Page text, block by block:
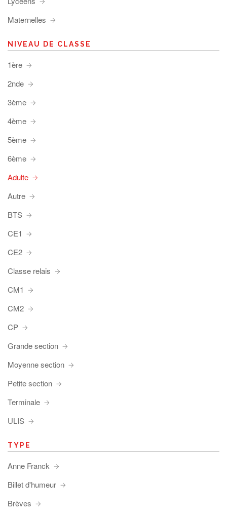
Maternelles
NIVEAU DE CLASSE
1ère
2nde
3ème
4ème
5ème
6ème
Adulte
Autre
BTS
CE1
CE2
Classe relais
CM1
CM2
CP
Grande section
Moyenne section
Petite section
Terminale
ULIS
TYPE
Anne Franck
Billet d'humeur
Brèves